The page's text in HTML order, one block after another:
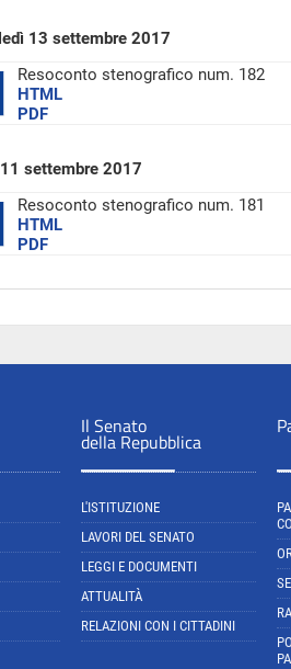
13 settembre 2017
Resoconto stenografico num. 182
HTML
PDF
settembre 2017
Resoconto stenografico num. 181
HTML
PDF
Il Senato
della Repubblica
L'ISTITUZIONE
LAVORI DEL SENATO
LEGGI E DOCUMENTI
ATTUALITÀ
RELAZIONI CON I CITTADINI